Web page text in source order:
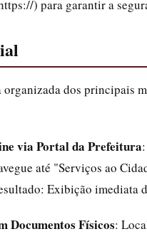
) para garantir a
dos principais
via Portal da Prefeitura
até "Serviços ao
Exibição imediata
Documentos Físicos: